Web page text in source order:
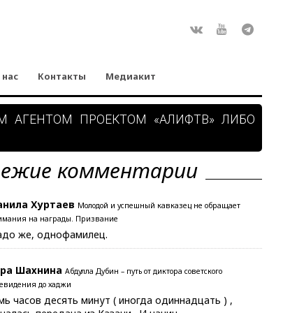
Контакты Медиакит
АГЕНТОМ ПРОЕКТОМ «АЛИФТВ» ЛИБО
комментарии
Хуртаев Молодой и успешный кавказец не обращает
на награды. Призвание
же, однофамилец.
Шахнина Абдулла Дубин – путь от диктора советского
до хаджи
часов десять минут ( иногда одиннадцать ) ,